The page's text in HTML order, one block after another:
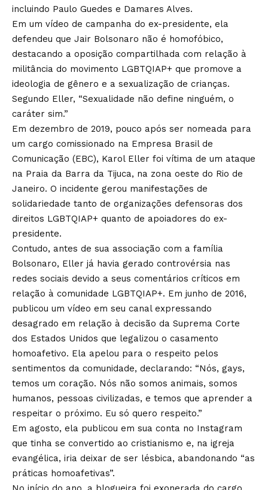
incluindo Paulo Guedes e Damares Alves.
Em um vídeo de campanha do ex-presidente, ela
defendeu que Jair Bolsonaro não é homofóbico,
destacando a oposição compartilhada com relação à
militância do movimento LGBTQIAP+ que promove a
ideologia de gênero e a sexualização de crianças.
Segundo Eller, “Sexualidade não define ninguém, o
caráter sim.”
Em dezembro de 2019, pouco após ser nomeada para
um cargo comissionado na Empresa Brasil de
Comunicação (EBC), Karol Eller foi vítima de um ataque
na Praia da Barra da Tijuca, na zona oeste do Rio de
Janeiro. O incidente gerou manifestações de
solidariedade tanto de organizações defensoras dos
direitos LGBTQIAP+ quanto de apoiadores do ex-
presidente.
Contudo, antes de sua associação com a família
Bolsonaro, Eller já havia gerado controvérsia nas
redes sociais devido a seus comentários críticos em
relação à comunidade LGBTQIAP+. Em junho de 2016,
publicou um vídeo em seu canal expressando
desagrado em relação à decisão da Suprema Corte
dos Estados Unidos que legalizou o casamento
homoafetivo. Ela apelou para o respeito pelos
sentimentos da comunidade, declarando: “Nós, gays,
temos um coração. Nós não somos animais, somos
humanos, pessoas civilizadas, e temos que aprender a
respeitar o próximo. Eu só quero respeito.”
Em agosto, ela publicou em sua conta no Instagram
que tinha se convertido ao cristianismo e, na igreja
evangélica, iria deixar de ser lésbica, abandonando “as
práticas homoafetivas”.